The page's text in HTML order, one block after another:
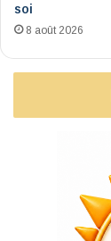
soi
8 août 2026